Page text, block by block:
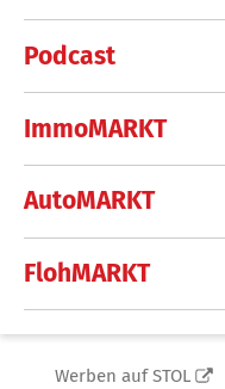
Podcast
ImmoMARKT
AutoMARKT
FlohMARKT
Werben auf STOL